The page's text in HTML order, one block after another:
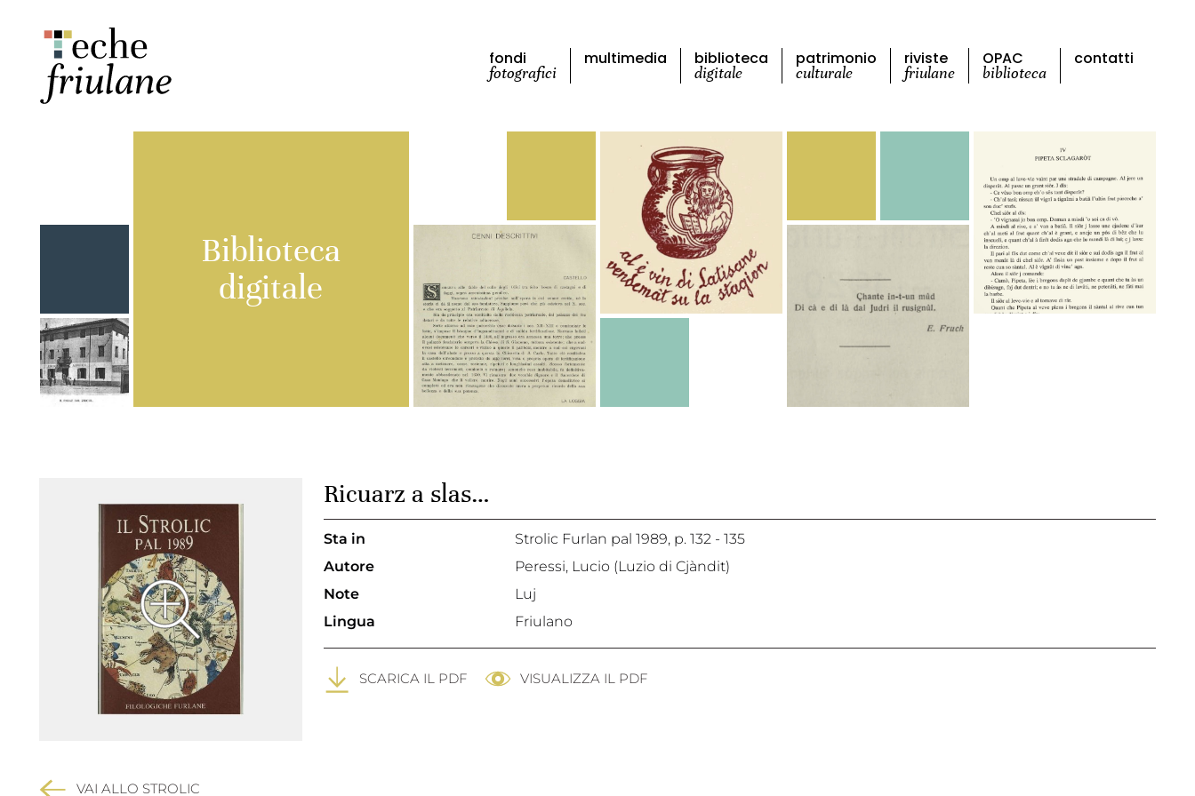
fondi
fotografici
multimedia biblioteca
digitale
patrimonio
culturale
riviste
friulane
OPAC
biblioteca
contatti
Biblioteca
digitale
VAI ALLO STROLIC
Ricuarz a slas…
Sta in Strolic Furlan pal 1989, p. 132 - 135
Autore
Peressi, Lucio (Luzio di Cjàndit)
Note
Luj
Lingua
Friulano
SCARICA IL PDF VISUALIZZA IL PDF